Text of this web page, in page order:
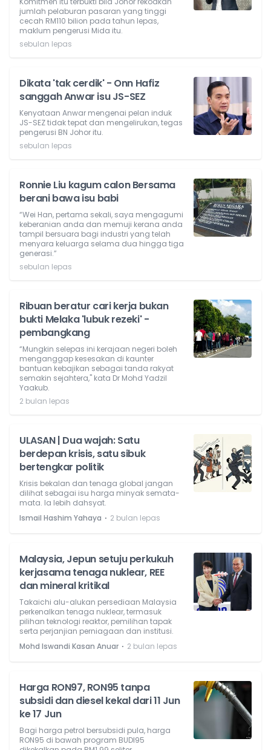
jumlah pelaburan pasaran yang tinggi
cecah RM110 bilion pada tahun lepas,
maklum pengerusi Mida itu.
sebulan lepas
Dikata 'tak cerdik' - Onn Hafiz
sanggah Anwar isu JS-SEZ
Kenyataan Anwar mengenai pelan induk
JS-SEZ tidak tepat dan mengelirukan, tegas
pengerusi BN Johor itu.
sebulan lepas
Ronnie Liu kagum calon Bersama
berani bawa isu babi
“Wei Han, pertama sekali, saya mengagumi
keberanian anda dan memuji kerana anda
tampil bersuara bagi industri yang telah
menyara keluarga selama dua hingga tiga
generasi.”
sebulan lepas
Ribuan beratur cari kerja bukan
bukti Melaka 'lubuk rezeki' -
pembangkang
“Mungkin selepas ini kerajaan negeri boleh
menganggap kesesakan di kaunter
bantuan kebajikan sebagai tanda rakyat
semakin sejahtera," kata Dr Mohd Yadzil
Yaakub.
2 bulan lepas
ULASAN | Dua wajah: Satu
berdepan krisis, satu sibuk
bertengkar politik
Krisis bekalan dan tenaga global jangan
dilihat sebagai isu harga minyak semata-
mata. Ia lebih dahsyat.
Ismail Hashim Yahaya ⋅ 2 bulan lepas
Malaysia, Jepun setuju perkukuh
kerjasama tenaga nuklear, REE
dan mineral kritikal
Takaichi alu-alukan persediaan Malaysia
perkenalkan tenaga nuklear, termasuk
pilihan teknologi reaktor, pemilihan tapak
serta perjanjian perniagaan dan institusi.
Mohd Iswandi Kasan Anuar ⋅ 2 bulan lepas
Harga RON97, RON95 tanpa
subsidi dan diesel kekal dari 11 Jun
ke 17 Jun
Bagi harga petrol bersubsidi pula, harga
RON95 di bawah program BUDI95